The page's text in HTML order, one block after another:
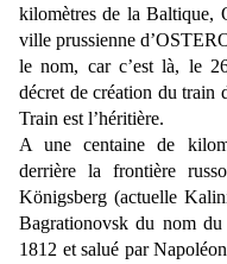
kilomètres de la Baltique,
ville prussienne
le nom, car c’est là, le
décret de création du train
Train est l’héritière.
A une centaine de
derrière la frontière
Königsberg (actuelle
Bagrationovsk du nom
1812 et salué par